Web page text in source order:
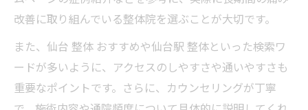
改善に取り組んでいる整体院を選ぶことが大切です。
また、仙台 整体 おすすめや仙台駅 整体といった検索ワ
ードが多いように、アクセスのしやすさや通いやすさも
重要なポイントです。さらに、カウンセリングが丁寧